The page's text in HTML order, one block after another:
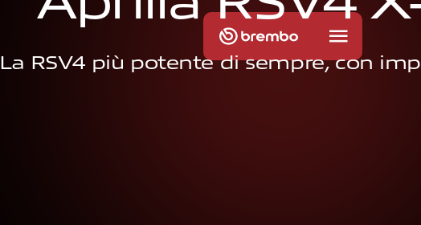
La RSV4 più potentedi sempre, con